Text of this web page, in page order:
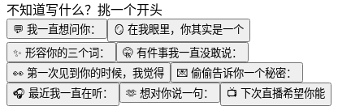
不知道写什么？挑一个开头
💬 我一直想问你： 🪞 在我眼里，你其实是一个
✨ 形容你的三个词： 🤫 有件事我一直没敢说：
👀 第一次见到你的时候，我觉得 💌 偷偷告诉你一个秘密：
🎧 最近我一直在听： 🫶 想对你说一句： 📺 下次直播希望你能